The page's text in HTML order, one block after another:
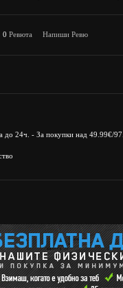
0 Ревюта Напиши Ревю
до 24ч. - За покупки над 49.99€/